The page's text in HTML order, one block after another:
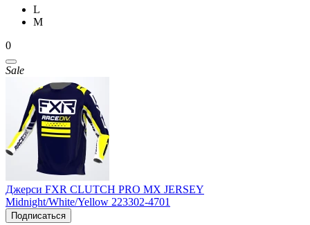
L
M
0
Sale
Джерси FXR CLUTCH PRO MX JERSEY
Midnight/White/Yellow 223302-4701
Подписаться